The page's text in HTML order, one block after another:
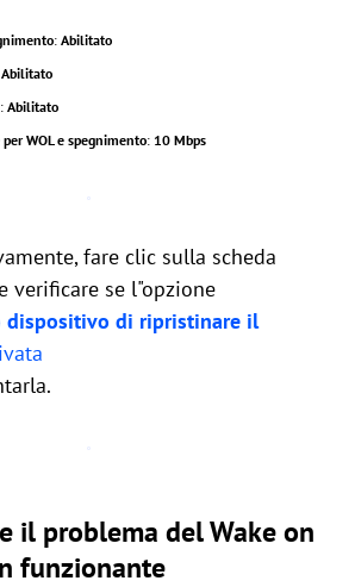
: Abilitato
Abilitato
: Abilitato
WOL e spegnimento: 10 Mbps
fare clic sulla scheda
verificare se l"opzione
dispositivo di ripristinare il
il problema del Wake on
funzionante